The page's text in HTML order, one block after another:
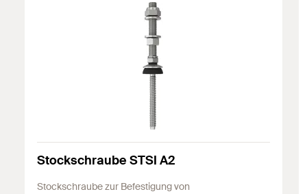
Stockschraube STSI A2
Stockschraube zur Befestigung von